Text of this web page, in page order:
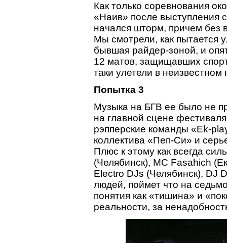
Как только соревнования
«Наив» после выступления
начался шторм, причем без
Мы смотрели, как пытается
бывшая райдер-зоной, и
12 матов, защищавших
таки улетели в
Попытка 3
Музыка на БГВ ее было не
на главной сцене
рэпперские команды «Ek-
коллектива «Пеп-Си» и
Плюс к этому как всегда
(Челябинск), MC Fasahich
Electro DJs (Челябинск), DJ
людей, поймет что на
понятия как «тишина» и
реальности, за